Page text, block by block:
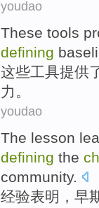
youdao
These tools
defining
这些工具提供
力 。
youdao
The lesson
defining the
community.
经验表明， 早